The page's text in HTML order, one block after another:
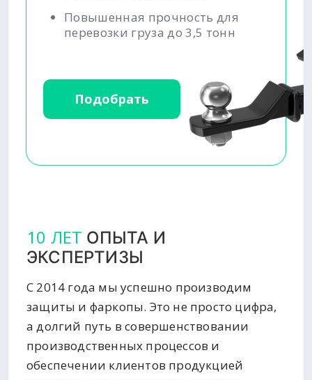
Повышенная прочность для
перевозки груза до 3,5 тонн
Подобрать
10 ЛЕТ ОПЫТА И
ЭКСПЕРТИЗЫ
С 2014 года мы успешно производим
защиты и фаркопы. Это не просто цифра,
а долгий путь в совершенствовании
производственных процессов и
обеспечении клиентов продукцией